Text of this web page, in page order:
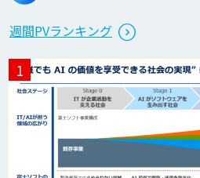
週間PVランキング